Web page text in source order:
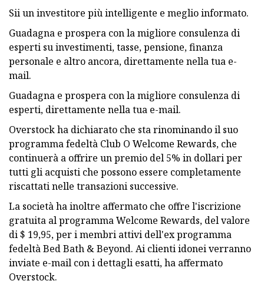
Sii un investitore più intelligente e meglio informato.
Guadagna e prospera con la migliore consulenza di
esperti su investimenti, tasse, pensione, finanza
personale e altro ancora, direttamente nella tua e-
mail.
Guadagna e prospera con la migliore consulenza di
esperti, direttamente nella tua e-mail.
Overstock ha dichiarato che sta rinominando il suo
programma fedeltà Club O Welcome Rewards, che
continuerà a offrire un premio del 5% in dollari per
tutti gli acquisti che possono essere completamente
riscattati nelle transazioni successive.
La società ha inoltre affermato che offre l'iscrizione
gratuita al programma Welcome Rewards, del valore
di $ 19,95, per i membri attivi dell'ex programma
fedeltà Bed Bath & Beyond. Ai clienti idonei verranno
inviate e-mail con i dettagli esatti, ha affermato
Overstock.